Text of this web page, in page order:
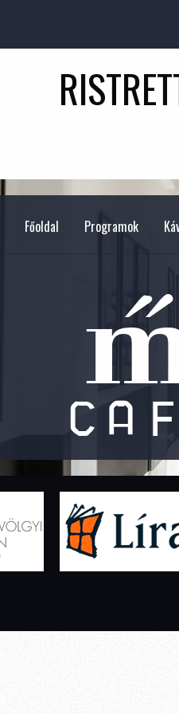
Főoldal Programok